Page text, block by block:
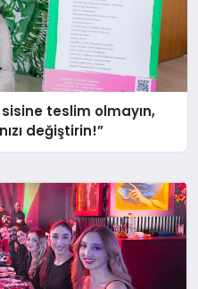
teslim olmayın,
değiştirin!”